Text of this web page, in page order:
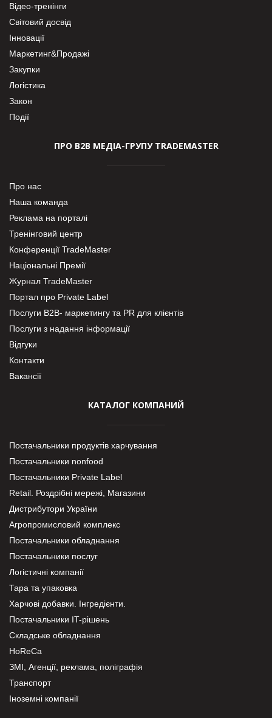
Відео-тренінги
Світовий досвід
Інновації
Маркетинг&Продажі
Закупки
Логістика
Закон
Події
ПРО В2В МЕДІА-ГРУПУ TRADEMASTER
Про нас
Наша команда
Реклама на порталі
Тренінговий центр
Конференції TradeMaster
Національні Премії
Журнал TradeMaster
Портал про Private Label
Послуги В2В- маркетингу та PR для клієнтів
Послуги з надання інформації
Відгуки
Контакти
Вакансії
КАТАЛОГ КОМПАНИЙ
Постачальники продуктів харчування
Постачальники nonfood
Постачальники Private Label
Retail. Роздрібні мережі, Магазини
Дистрибутори України
Агропромисловий комплекс
Постачальники обладнання
Постачальники послуг
Логістичні компанії
Тара та упаковка
Харчові добавки. Інгредієнти.
Постачальники IT-рішень
Складське обладнання
HoReCa
ЗМІ, Агенції, реклама, поліграфія
Транспорт
Іноземні компанії